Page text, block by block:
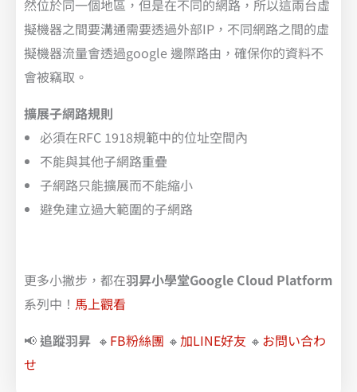
然位於同一個地區，但是在不同的網路，所以這兩台虛
擬機器之間要溝通需要透過外部IP，不同網路之間的虛
擬機器流量會透過google 邊際路由，確保你的資料不
會被竊取。
擴展子網路規則
必須在RFC 1918規範中的位址空間內
不能與其他子網路重疊
子網路只能擴展而不能縮小
避免建立過大範圍的子網路
更多小撇步，都在羽昇小學堂Google Cloud Platform
系列中！ 馬上觀看
📢追蹤羽昇 🔸 FB粉絲團 🔸加LINE好友 🔸 お問い合わ
せ